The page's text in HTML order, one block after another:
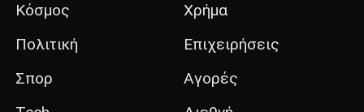
Κόσμος
Πολιτική
Σπορ
Χρήμα
Επιχειρήσεις
Αγορές